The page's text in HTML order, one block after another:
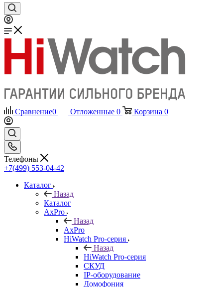
Сравнение0 Отложенные 0 Корзина 0
Телефоны
+7(499) 553-04-42
Каталог
Назад
Каталог
AxPro
Назад
AxPro
HiWatch Pro-серия
Назад
HiWatch Pro-серия
CКУД
IP-оборудование
Домофония